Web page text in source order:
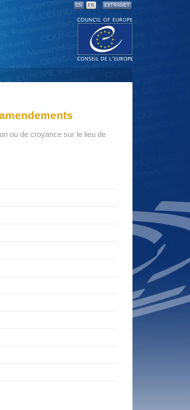
EN FR EXTRANET
ou de croyance sur le lieu de